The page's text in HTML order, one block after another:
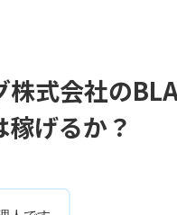
式会社の
稼げるか？